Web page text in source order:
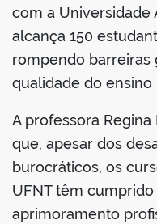
com a Universidade
alcança 150
rompendo barreiras
qualidade do ensino
A professora
que, apesar dos
burocráticos, os
UFNT têm
aprimoramento